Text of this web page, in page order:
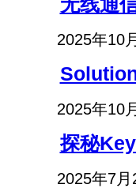
2025年10
2025年10
探秘
2025年7月